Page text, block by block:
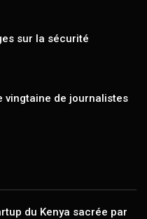
sur la sécurité
vingtaine de journalistes
du Kenya sacrée par